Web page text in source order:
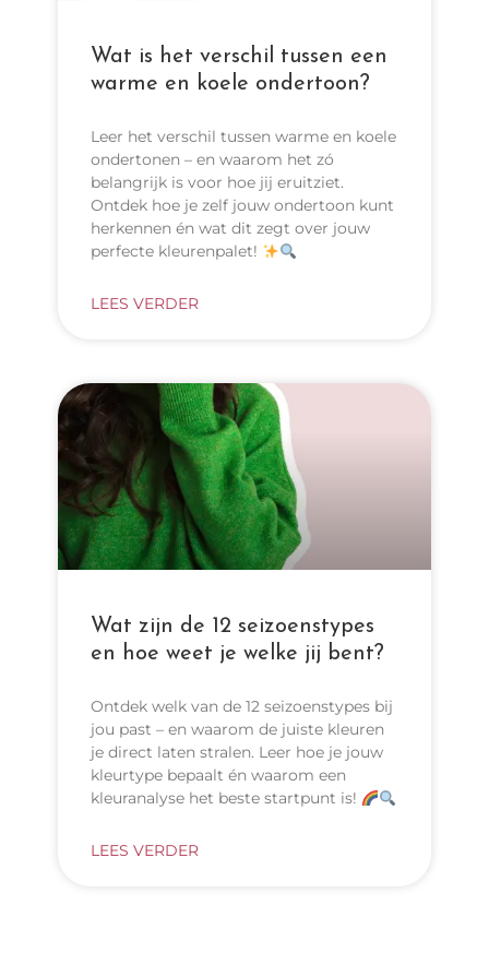
Wat is het verschil tussen een
warme en koele ondertoon?
Leer het verschil tussen warme en koele
ondertonen – en waarom het zó
belangrijk is voor hoe jij eruitziet.
Ontdek hoe je zelf jouw ondertoon kunt
herkennen én wat dit zegt over jouw
perfecte kleurenpalet!
LEES VERDER
Wat zijn de 12 seizoenstypes
en hoe weet je welke jij bent?
Ontdek welk van de 12 seizoenstypes bij
jou past – en waarom de juiste kleuren
je direct laten stralen. Leer hoe je jouw
kleurtype bepaalt én waarom een
kleuranalyse het beste startpunt is!
LEES VERDER